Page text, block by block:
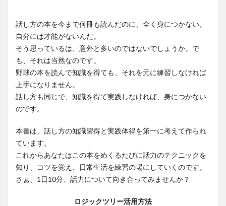
話し方の本を今まで何冊も読んだのに、全く身につかない。
自分には才能がないんだ。
そう思っているは、意外と多いのではないでしょうか。で
も、それは当然なのです。
野球の本を読んで知識を得ても、それを元に練習しなければ
上手になりません。
話し方も同じで、知識を得て実践しなければ、身につかない
のです。
本書は、話し方の知識習得と実践体得を第一に考えて作られ
ています。
これからあなたはこの本をめくるたびに話力のテクニックを
知り、コツを覚え、日常生活を練習の場にしていくのです。
さぁ、1日10分、話力について向き合ってみませんか？
ロジックツリー活用方法